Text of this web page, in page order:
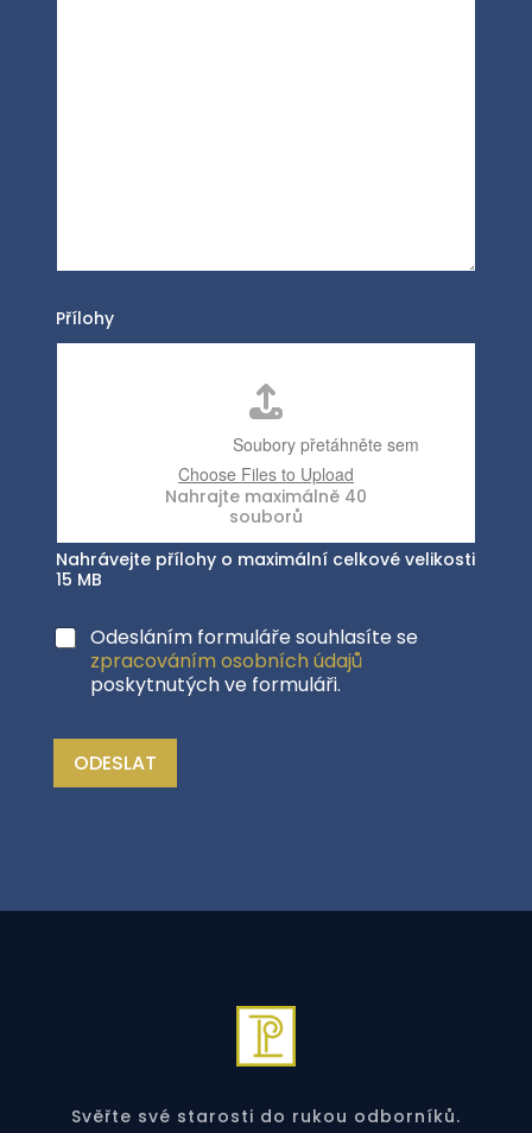
Přílohy
Nahrávejte přílohy o maximální celkové velikosti
15 MB
Odesláním formuláře souhlasíte se
zpracováním osobních údajů
poskytnutých ve formuláři.
ODESLAT
Svěřte své starosti do rukou odborníků.